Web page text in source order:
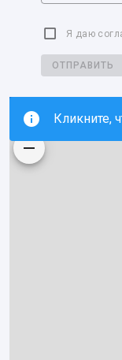
Я даю
ОТПРАВИТЬ
Кликните,